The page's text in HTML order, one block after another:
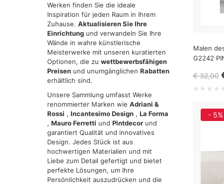
Werken finden Sie die ideale
Inspiration für jeden Raum in Ihrem
Zuhause. Aktualisieren Sie Ihre
Einrichtung und verwandeln Sie Ihre
Wände in wahre künstlerische
Meisterwerke mit unseren kuratierten
Optionen, die zu wettbewerbsfähigen
Preisen und unumgänglichen Rabatten
erhältlich sind.
Unsere Sammlung umfasst Werke
renommierter Marken wie Adriani &
Rossi , Incantesimo Design , La Forma
, Mauro Ferretti und Pintdecor und
garantiert Qualität und innovatives
Design. Jedes Stück ist aus
hochwertigen Materialien und mit
Liebe zum Detail gefertigt und bietet
perfekte Lösungen, um Ihre
Persönlichkeit auszudrücken und die
Malen
G2242
€ 32,00
- 5%